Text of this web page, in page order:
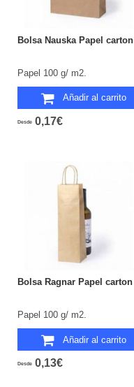
Bolsa Nauska Papel carton
Papel 100 g/ m2.
Añadir al carrito
Desde 0,17€
Bolsa Ragnar Papel carton
Papel 100 g/ m2.
Añadir al carrito
Desde 0,13€